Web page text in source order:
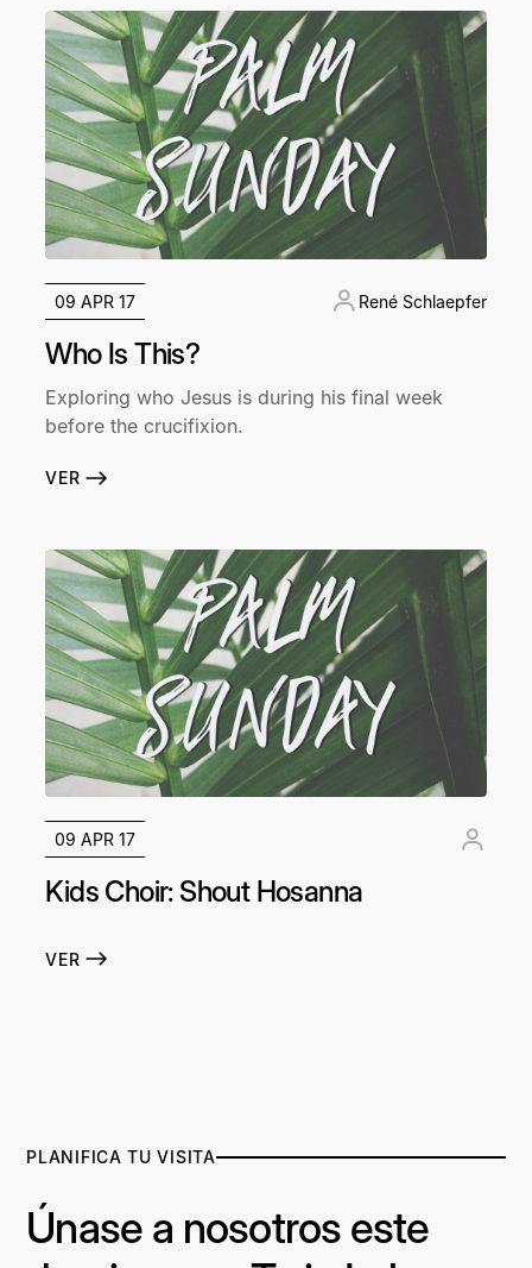
09 APR 17 René Schlaepfer
Who Is This?
Exploring who Jesus is during his final week
before the crucifixion.
VER
09 APR 17
Kids Choir: Shout Hosanna
VER
PLANIFICA TU VISITA
Únase a nosotros este